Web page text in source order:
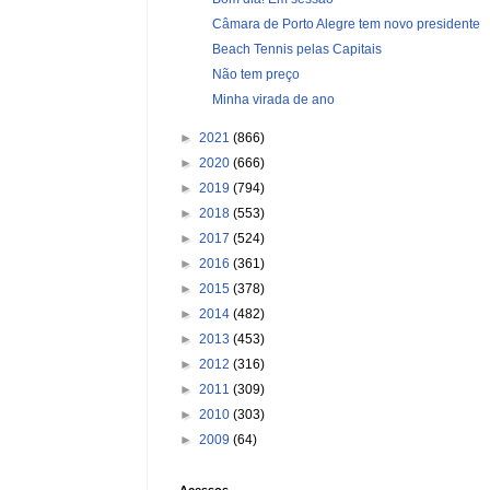
Câmara de Porto Alegre tem novo presidente
Beach Tennis pelas Capitais
Não tem preço
Minha virada de ano
► 2021 (866)
► 2020 (666)
► 2019 (794)
► 2018 (553)
► 2017 (524)
► 2016 (361)
► 2015 (378)
► 2014 (482)
► 2013 (453)
► 2012 (316)
► 2011 (309)
► 2010 (303)
► 2009 (64)